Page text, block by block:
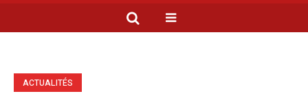
ACTUALITÉS